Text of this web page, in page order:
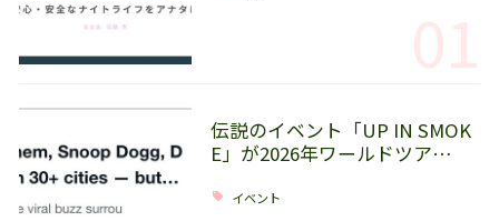
伝説のイベント「UP IN SMOK
E」が2026年ワールドツア…
イベント